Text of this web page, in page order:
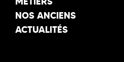
NOS ANCIENS
ACTUALITÉS